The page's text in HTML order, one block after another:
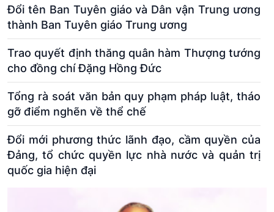
Đổi tên Ban Tuyên giáo và Dân vận Trung ương
thành Ban Tuyên giáo Trung ương
Trao quyết định thăng quân hàm Thượng tướng
cho đồng chí Đặng Hồng Đức
Tổng rà soát văn bản quy phạm pháp luật, tháo
gỡ điểm nghẽn về thể chế
Đổi mới phương thức lãnh đạo, cầm quyền của
Đảng, tổ chức quyền lực nhà nước và quản trị
quốc gia hiện đại